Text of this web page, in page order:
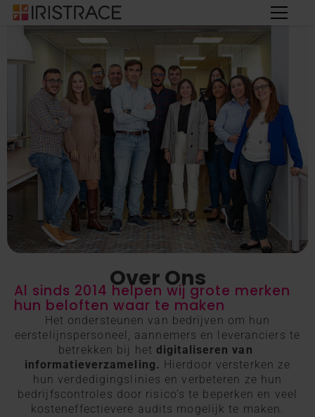
Over Ons
Al sinds 2014 helpen wij grote merken
hun beloften waar te maken
Het ondersteunen van bedrijven om hun
eerstelijnspersoneel, aannemers en leveranciers te
betrekken bij het digitaliseren van
informatieverzameling. Hierdoor versterken ze
hun verdedigingslinies en verbeteren ze hun
bedrijfscontroles door risico’s te beperken en veel
kosteneffectievere audits mogelijk te maken.